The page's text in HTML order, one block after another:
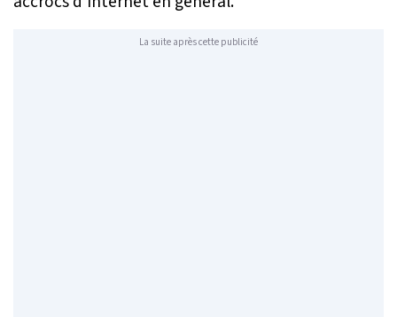
La suite après cette publicité